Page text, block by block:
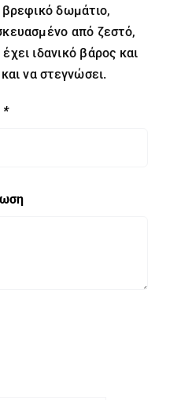
βρεφικό δωμάτιο,
από ζεστό,
ιδανικό βάρος και
να στεγνώσει.
*